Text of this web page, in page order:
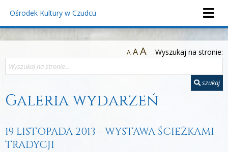
Ośrodek Kultury w Czudcu
A AA Wyszukaj na stronie:
szukaj
Galeria wydarzeń
19 LISTOPADA 2013 - WYSTAWA ŚCIEŻKAMI
TRADYCJI